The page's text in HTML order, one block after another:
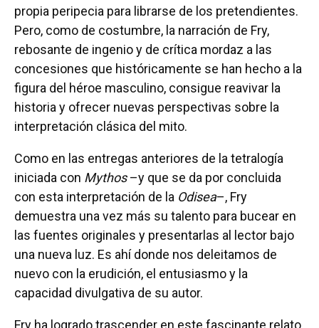
propia peripecia para librarse de los pretendientes.
Pero, como de costumbre, la narración de Fry,
rebosante de ingenio y de crítica mordaz a las
concesiones que históricamente se han hecho a la
figura del héroe masculino, consigue reavivar la
historia y ofrecer nuevas perspectivas sobre la
interpretación clásica del mito.
Como en las entregas anteriores de la tetralogía
iniciada con Mythos–y que se da por concluida
con esta interpretación de la Odisea–, Fry
demuestra una vez más su talento para bucear en
las fuentes originales y presentarlas al lector bajo
una nueva luz. Es ahí donde nos deleitamos de
nuevo con la erudición, el entusiasmo y la
capacidad divulgativa de su autor.
Fry ha logrado trascender en este fascinante relato